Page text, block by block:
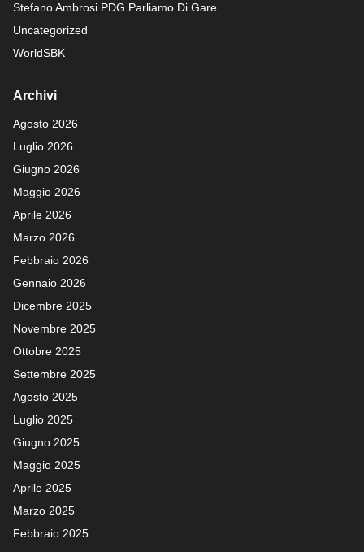
Stefano Ambrosi PDG Parliamo Di Gare
Uncategorized
WorldSBK
Archivi
Agosto 2026
Luglio 2026
Giugno 2026
Maggio 2026
Aprile 2026
Marzo 2026
Febbraio 2026
Gennaio 2026
Dicembre 2025
Novembre 2025
Ottobre 2025
Settembre 2025
Agosto 2025
Luglio 2025
Giugno 2025
Maggio 2025
Aprile 2025
Marzo 2025
Febbraio 2025